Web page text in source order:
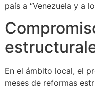
país a “Venezuela y a
En el ámbito local, el
meses de reformas